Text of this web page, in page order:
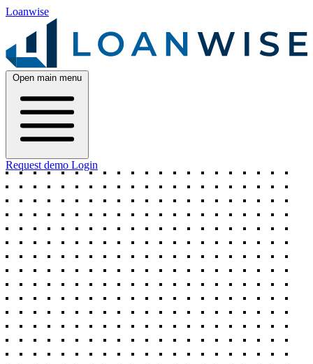
Loanwise
Open main menu
Request demo Login